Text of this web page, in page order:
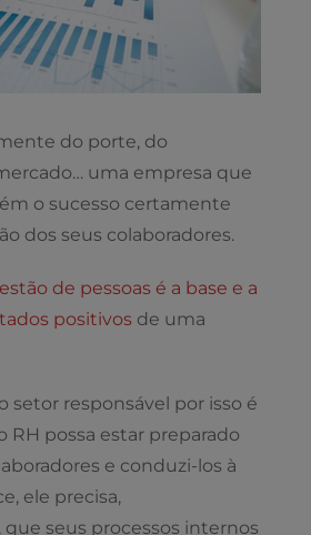
do porte, do
uma empresa que
o sucesso certamente
dos seus colaboradores.
de pessoas é a base e a
positivos de uma
setor responsável por isso é
RH possa estar preparado
e conduzi-los à
ele precisa,
seus processos internos